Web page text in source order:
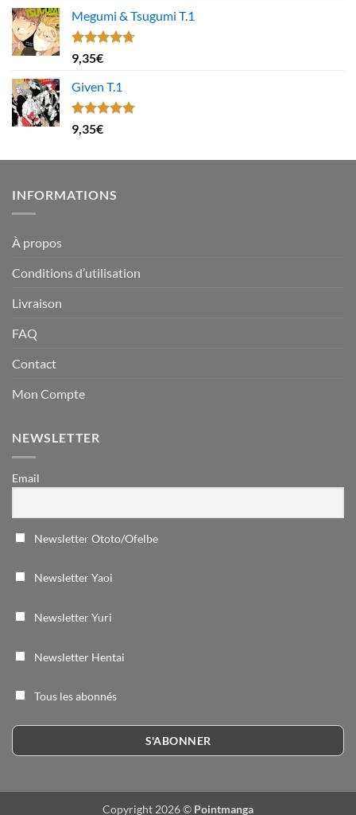
5Megumi & Tsugumi T.1
Note4.67
sur 5
9,35€
Given T.1
Note5.00
sur 5
9,35€
INFORMATIONS
À propos
Conditions d’utilisation
Livraison
FAQ
Contact
Mon Compte
NEWSLETTER
Email
Newsletter Ototo/Ofelbe
Newsletter Yaoi
Newsletter Yuri
Newsletter Hentai
Tous les abonnés
Copyright 2026 © Pointmanga